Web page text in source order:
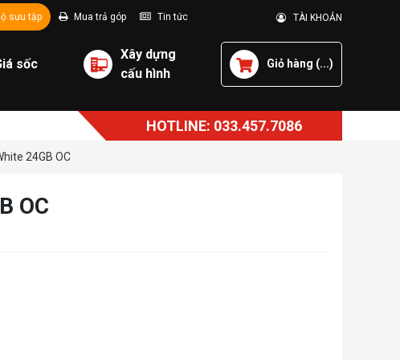
sưu tập Mua trả góp Tin tức TÀI KHOẢN
sốc
Xây dựng
cấu hình
Giỏ hàng (...)
HOTLINE: 033.457.7086
24GB OC
OC